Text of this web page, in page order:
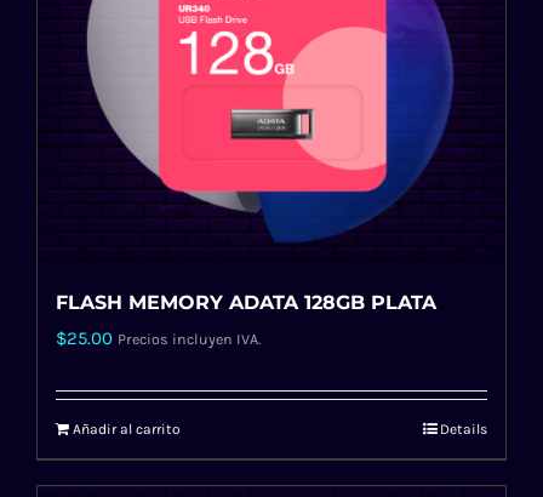
FLASH MEMORY ADATA 128GB PLATA
$25.00 Precios incluyen IVA.
Añadir al carrito Details